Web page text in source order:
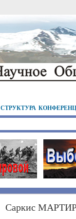
СТРУКТУРА
Саркис